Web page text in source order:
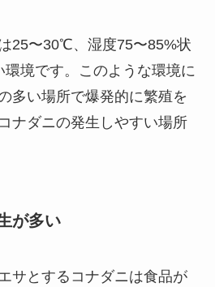
25〜30℃、湿度75〜85%状
境です。このような環境に
多い場所で爆発的に繁殖を
ナダニの発生しやすい場所
が多い
サとするコナダニは食品が